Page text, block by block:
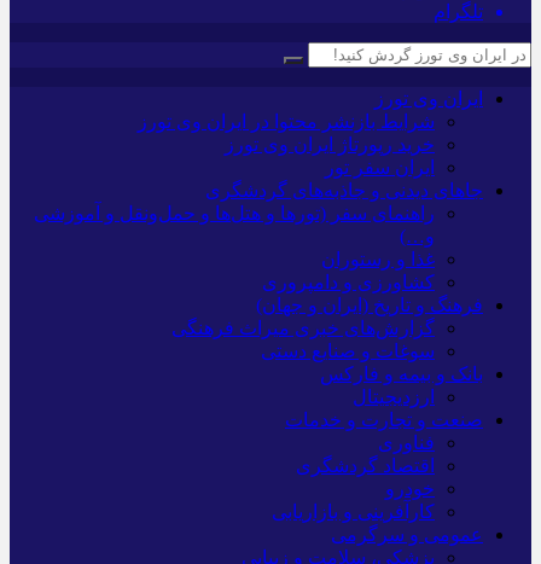
تلگرام
ایران وی تورز
شرایط بازنشر محتوا در ایران وی تورز
خرید رپورتاژ ایران وی تورز
ایران سفر تور
جاهای دیدنی و جاذبه‌های گردشگری
راهنمای سفر (تورها و هتل‌ها و حمل‌و‌نقل و آموزشی
و…)
غذا و رستوران
کشاورزی و دامپروری
فرهنگ و تاریخ (ایران و جهان)
گزارش‌های خبری میراث فرهنگی
سوغات و صنایع دستی
بانک و بیمه و فارکس
ارزدیجیتال
صنعت و تجارت و خدمات
فناوری
اقتصاد گردشگری
خودرو
کارآفرینی و بازاریابی
عمومی و سرگرمی
پزشکی، سلامت و زیبایی